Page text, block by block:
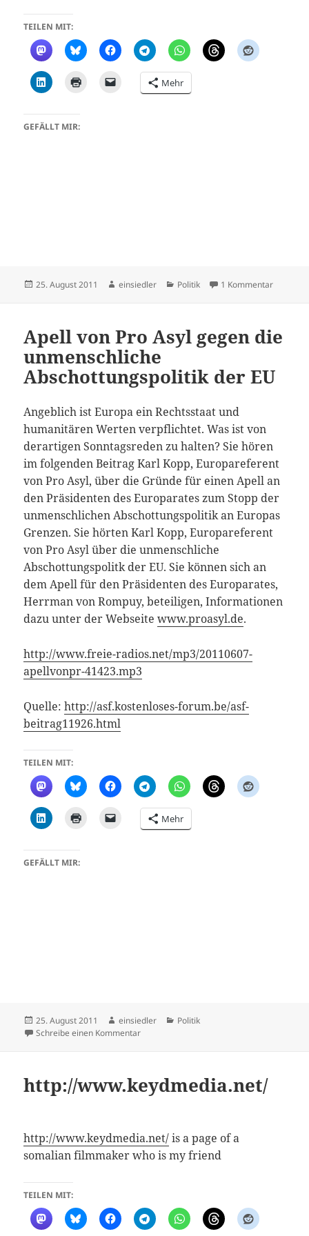
TEILEN MIT:
Mehr
GEFÄLLT MIR:
Veröffentlicht
25. August 2011 Autor
einsiedler Kategorien
Politik 1 Kommentarzu
Apell von Pro Asyl gegen die
unmenschliche
Abschottungspolitik der EU
Angeblich ist Europa ein Rechtsstaat und
humanitären Werten verpflichtet. Was ist von
derartigen Sonntagsreden zu halten? Sie hören
im folgenden Beitrag Karl Kopp, Europareferent
von Pro Asyl, über die Gründe für einen Apell an
den Präsidenten des Europarates zum Stopp der
unmenschlichen Abschottungspolitik an Europas
Grenzen. Sie hörten Karl Kopp, Europareferent
von Pro Asyl über die unmenschliche
Abschottungspolitk der EU. Sie können sich an
dem Apell für den Präsidenten des Europarates,
Herrman von Rompuy, beteiligen, Informationen
dazu unter der Webseitewww.proasyl.de.
http://www.freie-radios.net/mp3/20110607-
apellvonpr-41423.mp3
Quelle:http://asf.kostenloses-forum.be/asf-
beitrag11926.html
TEILEN MIT:
Mehr
GEFÄLLT MIR:
Veröffentlicht
am
25. August 2011 Autor
einsiedler Kategorien
Politik
Schreibe einen Kommentarzu Apell von Pro Asyl gegen die
http://www.keydmedia.net/
http://www.keydmedia.net/is a page of a
somalian filmmaker who is my friend
TEILEN MIT: